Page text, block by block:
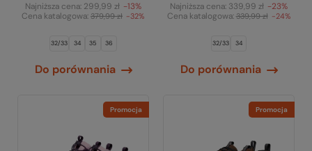
Najniższa cena: 299,99 zł -13%
Cena katalogowa: 379,99 zł -32%
32/33 34 35 36
Do porównania
Najniższa cena: 339,99 zł -23%
Cena katalogowa:339,99 zł -24%
32/33 34
Do porównania
Promocja Promocja